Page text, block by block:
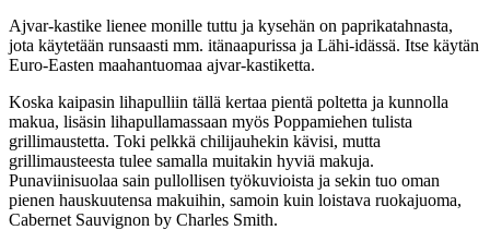
Ajvar-kastike lienee monille tuttu ja kysehän on paprikatahnasta,
jota käytetään runsaasti mm. itänaapurissa ja Lähi-idässä. Itse käytän
Euro-Easten maahantuomaa ajvar-kastiketta.
Koska kaipasin lihapulliin tällä kertaa pientä poltetta ja kunnolla
makua, lisäsin lihapullamassaan myös Poppamiehen tulista
grillimaustetta. Toki pelkkä chilijauhekin kävisi, mutta
grillimausteesta tulee samalla muitakin hyviä makuja.
Punaviinisuolaa sain pullollisen työkuvioista ja sekin tuo oman
pienen hauskuutensa makuihin, samoin kuin loistava ruokajuoma,
Cabernet Sauvignon by Charles Smith.